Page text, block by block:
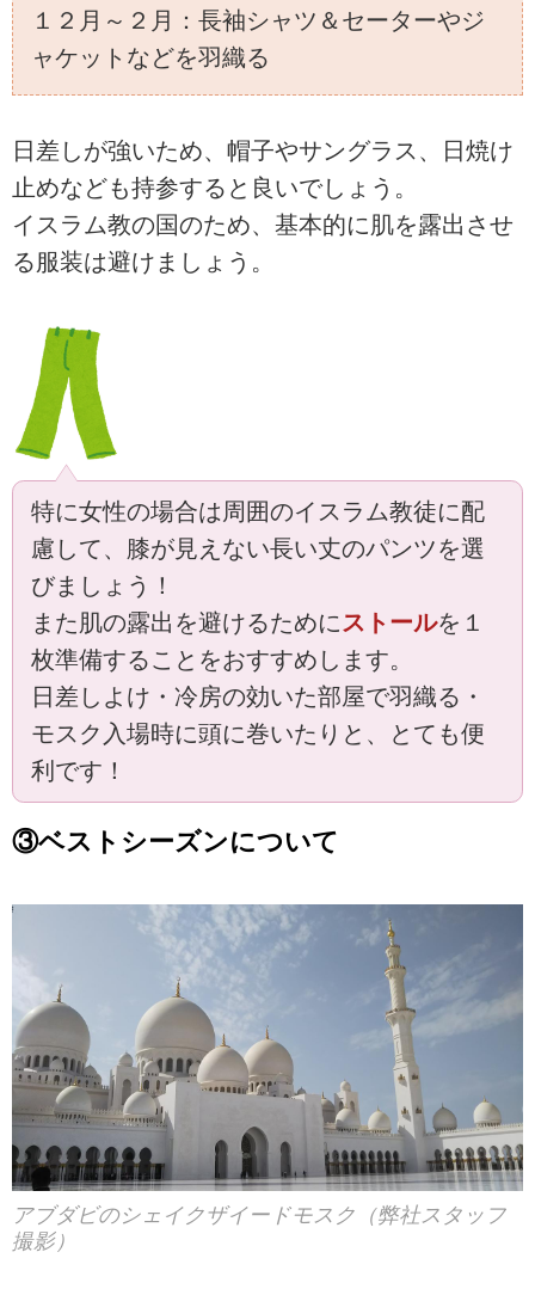
１２月～２月：長袖シャツ＆セーターやジ
ャケットなどを羽織る
日差しが強いため、帽子やサングラス、日焼け
止めなども持参すると良いでしょう。
イスラム教の国のため、基本的に肌を露出させ
る服装は避けましょう。
特に女性の場合は周囲のイスラム教徒に配
慮して、膝が見えない長い丈のパンツを選
びましょう！
また肌の露出を避けるためにストールを１
枚準備することをおすすめします。
日差しよけ・冷房の効いた部屋で羽織る・
モスク入場時に頭に巻いたりと、とても便
利です！
③ベストシーズンについて
アブダビのシェイクザイードモスク（弊社スタッフ
撮影）